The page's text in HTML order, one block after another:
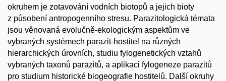
okruhem je zotavování vodních biotopů a jejich bioty
z působení antropogenního stresu. Parazitologická témata
jsou věnovaná evolučně-ekologickým aspektům ve
vybraných systémech parazit-hostitel na různých
hierarchických úrovních, studiu fylogenetických vztahů
vybraných taxonů parazitů, a aplikaci fylogeneze parazitů
pro studium historické biogeografie hostitelů. Další okruhy